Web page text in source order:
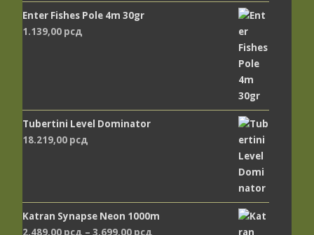
Enter Fishes Pole 4m 30gr
1.139,00 рсд
Tubertini Level Dominator
18.219,00 рсд
Katran Synapse Neon 1000m
2.489,00 рсд – 3.699,00 рсд